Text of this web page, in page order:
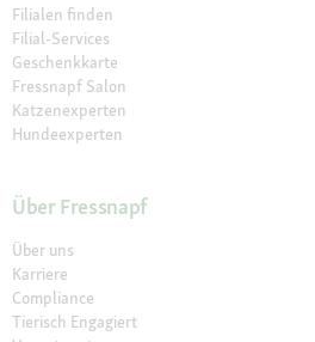
Filialen finden
Filial-Services
Geschenkkarte
Fressnapf Salon
Katzenexperten
Hundeexperten
Über Fressnapf
Über uns
Karriere
Compliance
Tierisch Engagiert